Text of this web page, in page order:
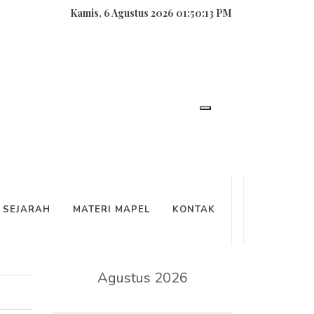
Kamis, 6 Agustus 2026 01:50:14 PM
SEJARAH MATERI MAPEL KONTAK
Agustus 2026